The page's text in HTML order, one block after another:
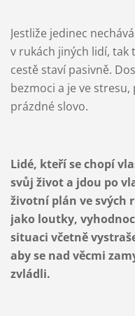
Jestliže jedinec
v rukách jiných lidí, tak
cestě staví pasivně.
bezmoci a je ve
prázdné slovo.
Lidé, kteří se chopí
svůj život a jdou po
životní plán ve svých
jako loutky,
situaci včetně
aby se nad věcmi
zvládli.